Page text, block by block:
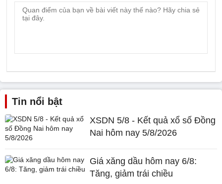
Tin nổi bật
XSDN 5/8 - Kết quả xổ số Đồng
Nai hôm nay 5/8/2026
Giá xăng dầu hôm nay 6/8:
Tăng, giảm trái chiều